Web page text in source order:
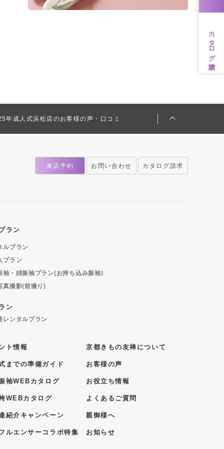
年成人式浜松店のお客様の声・口コミ
カタログ請求
来店予約 お問い合わせ カタログ請求
ラン
ルプラン
プラン
袖・姉振袖プラン(お持ち込み振袖)
真撮影(前撮り)
ン
レンタルプラン
ト情報
までの準備ガイド
袖WEBカタログ
WEBカタログ
紹介キャンペーン
ルエンサーコラボ特集
京都きもの友禅について
お客様の声
お役立ち情報
よくあるご質問
親御様へ
お知らせ